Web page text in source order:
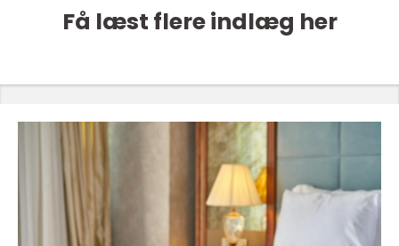
Få læst flere indlæg her